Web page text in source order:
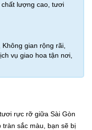
chất lượng cao, tươi
gian rộng rãi,
vụ giao hoa tận nơi,
rực rỡ giữa Sài Gòn
tràn sắc màu, bạn sẽ bị